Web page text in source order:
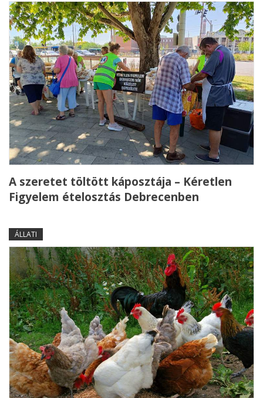
A szeretet töltött káposztája – Kéretlen
Figyelem ételosztás Debrecenben
ÁLLATI